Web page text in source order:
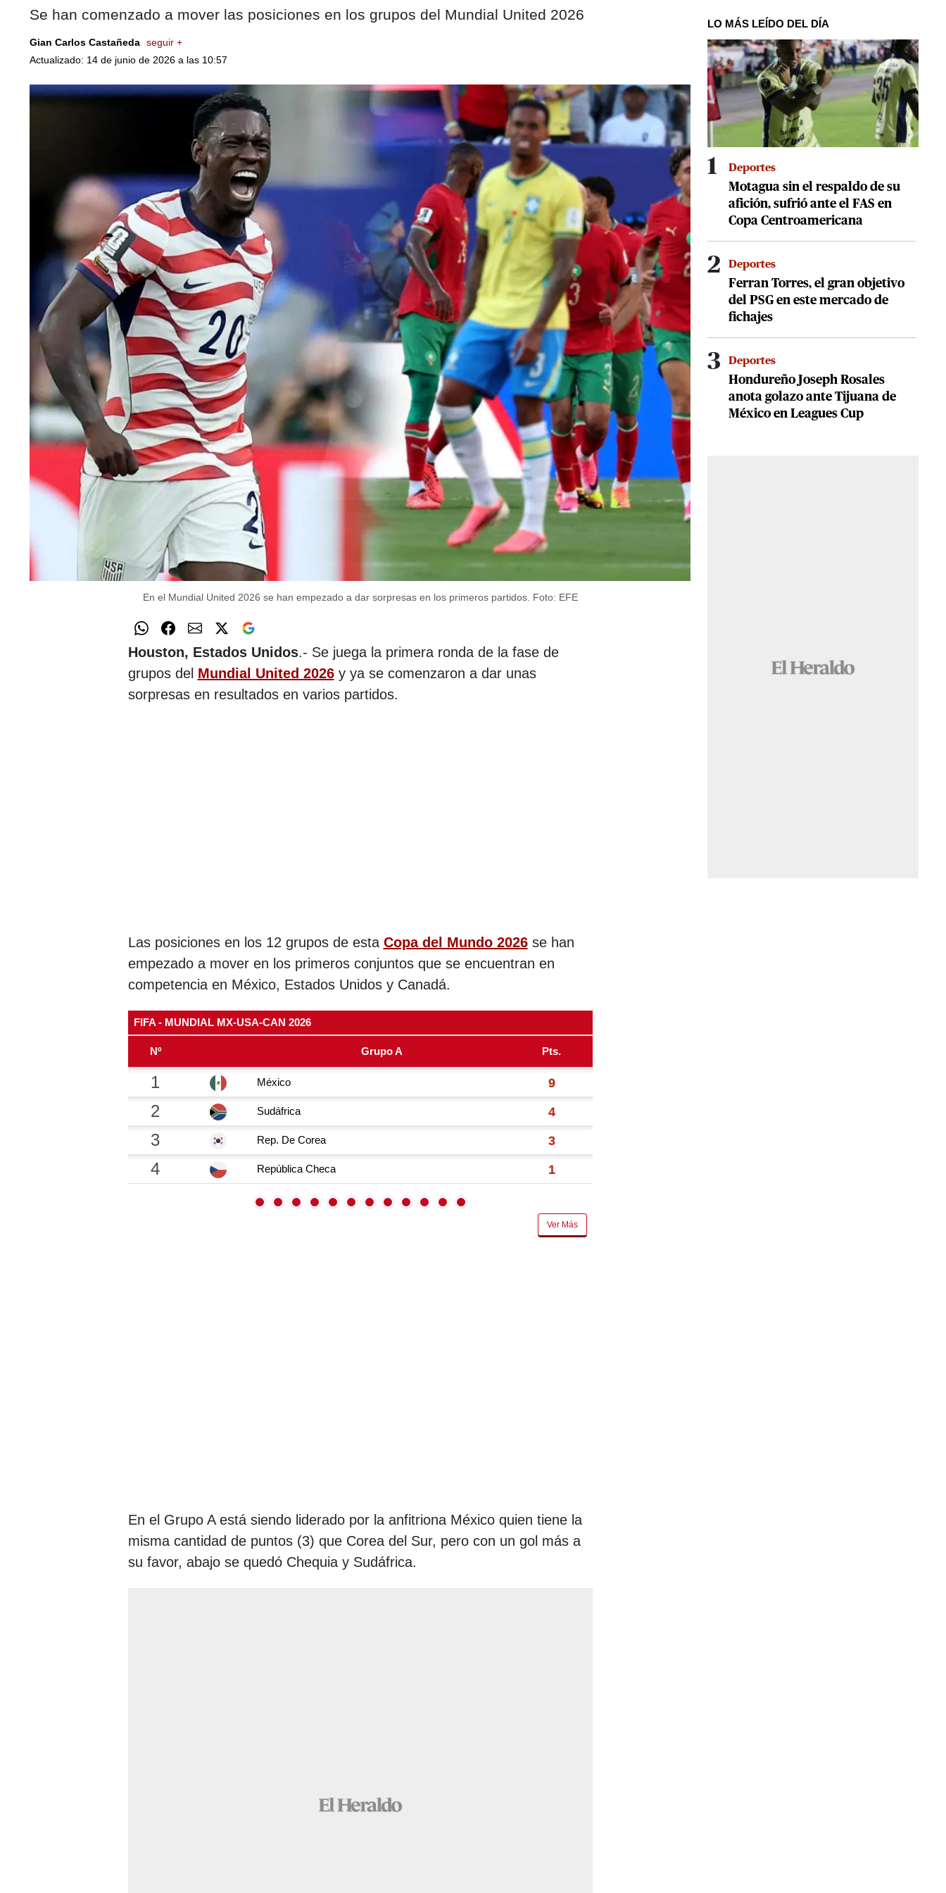
Se han comenzado a mover las posiciones en los grupos del Mundial United 2026
Gian Carlos Castañeda seguir +
Actualizado: 14 de junio de 2026 a las 10:57
En el Mundial United 2026 se han empezado a dar sorpresas en los primeros partidos. Foto: EFE
Houston, Estados Unidos.- Se juega la primera ronda de la fase de
grupos del Mundial United 2026y ya se comenzaron a dar unas
sorpresas en resultados en varios partidos.
Las posiciones en los 12 grupos de esta Copa del Mundo 2026se han
empezado a mover en los primeros conjuntos que se encuentran en
competencia en México, Estados Unidos y Canadá.
En el Grupo A está siendo liderado por la anfitriona México quien tiene la
misma cantidad de puntos (3) que Corea del Sur, pero con un gol más a
su favor, abajo se quedó Chequia y Sudáfrica.
LO MÁS LEÍDO DEL DÍA
1 Deportes
Motagua sin el respaldo de su
afición, sufrió ante el FAS en
Copa Centroamericana
2 Deportes
Ferran Torres, el gran objetivo
del PSG en este mercado de
fichajes
3 Deportes
Hondureño Joseph Rosales
anota golazo ante Tijuana de
México en Leagues Cup